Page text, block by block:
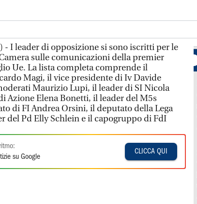
- I leader di opposizione si sono iscritti per le
sulle comunicazioni della premier
Ue. La lista completa comprende il
Magi, il vice presidente di Iv Davide
Maurizio Lupi, il leader di SI Nicola
Azione Elena Bonetti, il leader del M5s
di FI Andrea Orsini, il deputato della Lega
del Pd Elly Schlein e il capogruppo di FdI
su Google
CLICCA QUI